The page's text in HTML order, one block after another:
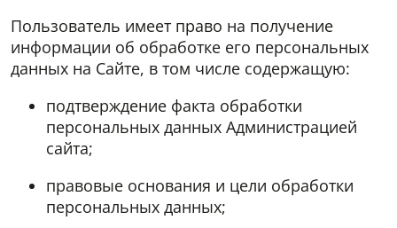
Пользователь имеет право на получение
информации об обработке его персональных
данных на Сайте, в том числе содержащую:
подтверждение факта обработки
персональных данных Администрацией
сайта;
правовые основания и цели обработки
персональных данных;